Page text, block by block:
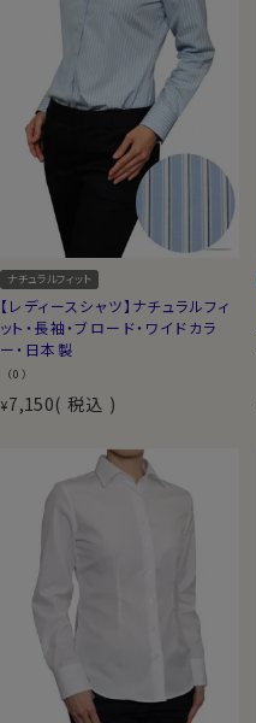
ナチュラルフィット
【レディースシャツ】ナチュラルフィ
ット・長袖・ブロード・ワイドカラ
ー・日本製
（0）
¥7,150 税込